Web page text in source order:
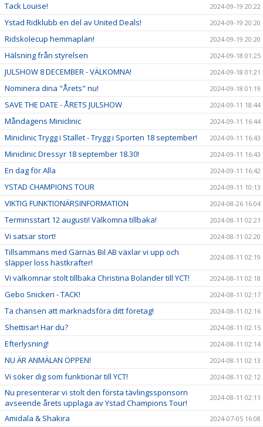
Tack Louise! 2024-09-19 20:22
Ystad Ridklubb en del av United Deals! 2024-09-19 20:20
Ridskolecup hemmaplan! 2024-09-19 20:20
Hälsning från styrelsen 2024-09-18 01:25
JULSHOW 8 DECEMBER - VÄLKOMNA! 2024-09-18 01:21
Nominera dina "Årets" nu! 2024-09-18 01:19
SAVE THE DATE - ÅRETS JULSHOW 2024-09-11 18:44
Måndagens Miniclinic 2024-09-11 16:44
Miniclinic Trygg i Stallet - Trygg i Sporten 18 september! 2024-09-11 16:43
Miniclinic Dressyr 18 september 18.30! 2024-09-11 16:43
En dag för Alla 2024-09-11 16:42
YSTAD CHAMPIONS TOUR 2024-09-11 10:13
VIKTIG FUNKTIONÄRSINFORMATION 2024-08-26 16:04
Terminsstart 12 augusti! Välkomna tillbaka! 2024-08-11 02:21
Vi satsar stort! 2024-08-11 02:20
Tillsammans med Gärnäs Bil AB växlar vi upp och
släpper loss hästkrafter!
2024-08-11 02:19
Vi välkomnar stolt tillbaka Christina Bolander till YCT! 2024-08-11 02:18
Gebo Snickeri - TACK! 2024-08-11 02:17
Ta chansen att marknadsföra ditt företag! 2024-08-11 02:16
Shettisar! Har du? 2024-08-11 02:15
Efterlysning! 2024-08-11 02:14
NU ÄR ANMÄLAN ÖPPEN! 2024-08-11 02:13
Vi söker dig som funktionär till YCT! 2024-08-11 02:12
Nu presenterar vi stolt den första tävlingssponsorn
avseende årets upplaga av Ystad Champions Tour!
2024-08-11 02:11
Amidala & Shakira 2024-07-05 16:08